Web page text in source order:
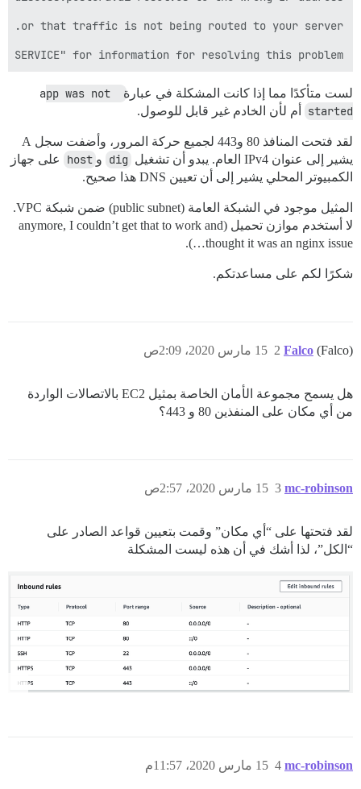
SERVICE" for information for resolving this problem.
لست متأكدًا مما إذا كانت المشكلة في عبارة
app was not
started
أم لأن الخادم غير قابل للوصول.
لقد فتحت المنافذ 80 و443 لجميع حركة المرور، وأضفت سجل A
يشير إلى عنوان IPv4 العام. يبدو أن تشغيل
dig و host
على جهاز
الكمبيوتر المحلي يشير إلى أن تعيين DNS هذا صحيح.
المثيل موجود في الشبكة العامة (public subnet) ضمن شبكة VPC.
لا أستخدم موازن تحميل (anymore, I couldn’t get that to work and
thought it was an nginx issue…).
شكرًا لكم على مساعدتكم.
Falco (Falco) 15 مارس 2020، 2:09ص 2
هل يسمح مجموعة الأمان الخاصة بمثيل EC2 بالاتصالات الواردة
من أي مكان على المنفذين 80 و 443؟
mc-robinson 15 مارس 2020، 2:57ص 3
لقد فتحتها على “أي مكان” وقمت بتعيين قواعد الصادر على
“الكل”، لذا أشك في أن هذه ليست المشكلة
mc-robinson 15 مارس 2020، 11:57م 4